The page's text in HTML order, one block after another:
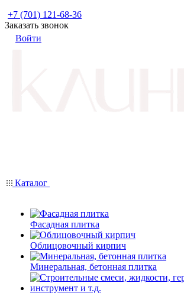
+7 (701) 121-68-36
Заказать звонок
Войти
Каталог
Фасадная плитка
Облицовочный кирпич
Минеральная, бетонная плитка